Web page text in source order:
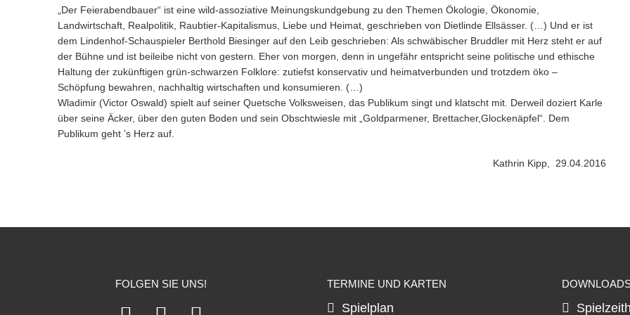
„Der Feierabendbauer“ ist eine wild-assoziative Meinungskundgebung zu den Themen Ökologie, Ökonomie,
Landwirtschaft, Realpolitik, Raubtier-Kapitalismus, Liebe und Heimat, geschrieben von Dietlinde Ellsässer. (…) Und er ist
dem Lindenhof-Schauspieler Berthold Biesinger auf den Leib geschrieben: Als schwäbischer Bruddler mit Herz steht er auf
der Bühne und ist beileibe nicht von gestern. Eher von morgen, denn in ungefähr entspricht seine politische und ethische
Haltung der zukünftigen grün-schwarzen Folklore: zutiefst konservativ und heimatverbunden und trotzdem öko –
Schöpfung bewahren, nachhaltig wirtschaften und konsumieren. (…)
Wladimir (Victor Oswald) spielt auf seiner Quetsche Volksweisen, das Publikum singt und klatscht mit. Derweil doziert Karle
über seine Äcker, über den guten Boden und sein Obschtwiesle mit „Goldparmener, Brettacher,Glockenäpfel“. Dem
Publikum geht ’s Herz auf.
Kathrin Kipp, 29.04.2016
FOLGEN SIE UNS! TERMINE UND KARTEN
Spielplan